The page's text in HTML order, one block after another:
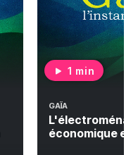
1 min
GAÏA
économique et